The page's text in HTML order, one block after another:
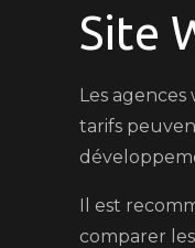
Site
Les
tarifs
Il est
comparer